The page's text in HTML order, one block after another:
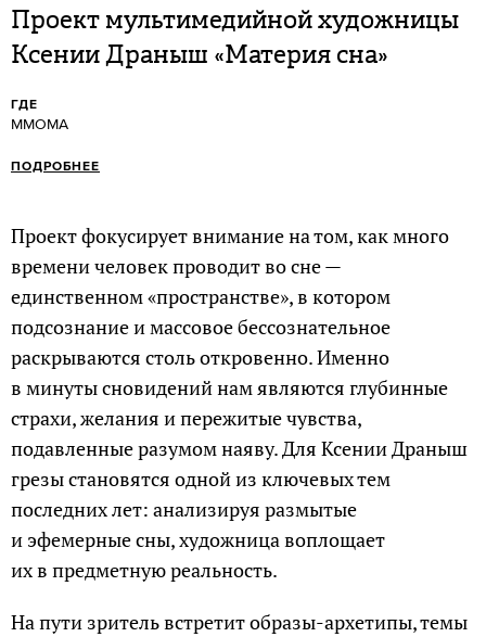
Проект мультимедийной художницы
Ксении Драныш «Материя сна»
ГДЕ
ММОМА
ПОДРОБНЕЕ
Проект фокусирует внимание на том, как много
времени человек проводит во сне —
единственном «пространстве», в котором
подсознание и массовое бессознательное
раскрываются столь откровенно. Именно
в минуты сновидений нам являются глубинные
страхи, желания и пережитые чувства,
подавленные разумом наяву. Для Ксении Драныш
грезы становятся одной из ключевых тем
последних лет: анализируя размытые
и эфемерные сны, художница воплощает
их в предметную реальность.
На пути зритель встретит образы-архетипы, темы